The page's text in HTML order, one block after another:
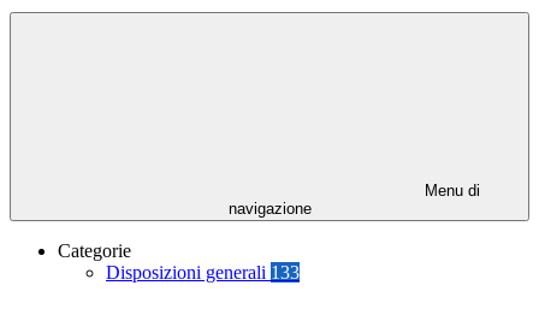
Menu di
navigazione
Categorie
Disposizioni generali 133